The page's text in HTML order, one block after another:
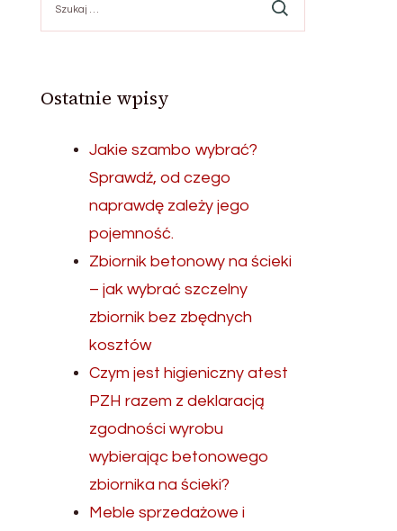
Ostatnie wpisy
Jakie szambo wybrać?
Sprawdź, od czego
naprawdę zależy jego
pojemność.
Zbiornik betonowy na ścieki
– jak wybrać szczelny
zbiornik bez zbędnych
kosztów
Czym jest higieniczny atest
PZH razem z deklaracją
zgodności wyrobu
wybierając betonowego
zbiornika na ścieki?
Meble sprzedażowe i